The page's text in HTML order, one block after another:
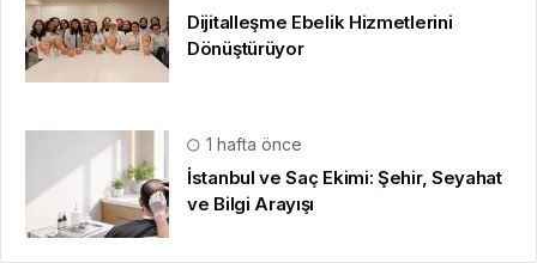
Dijitalleşme Ebelik Hizmetlerini
Dönüştürüyor
1 hafta önce
İstanbul ve Saç Ekimi: Şehir, Seyahat
ve Bilgi Arayışı